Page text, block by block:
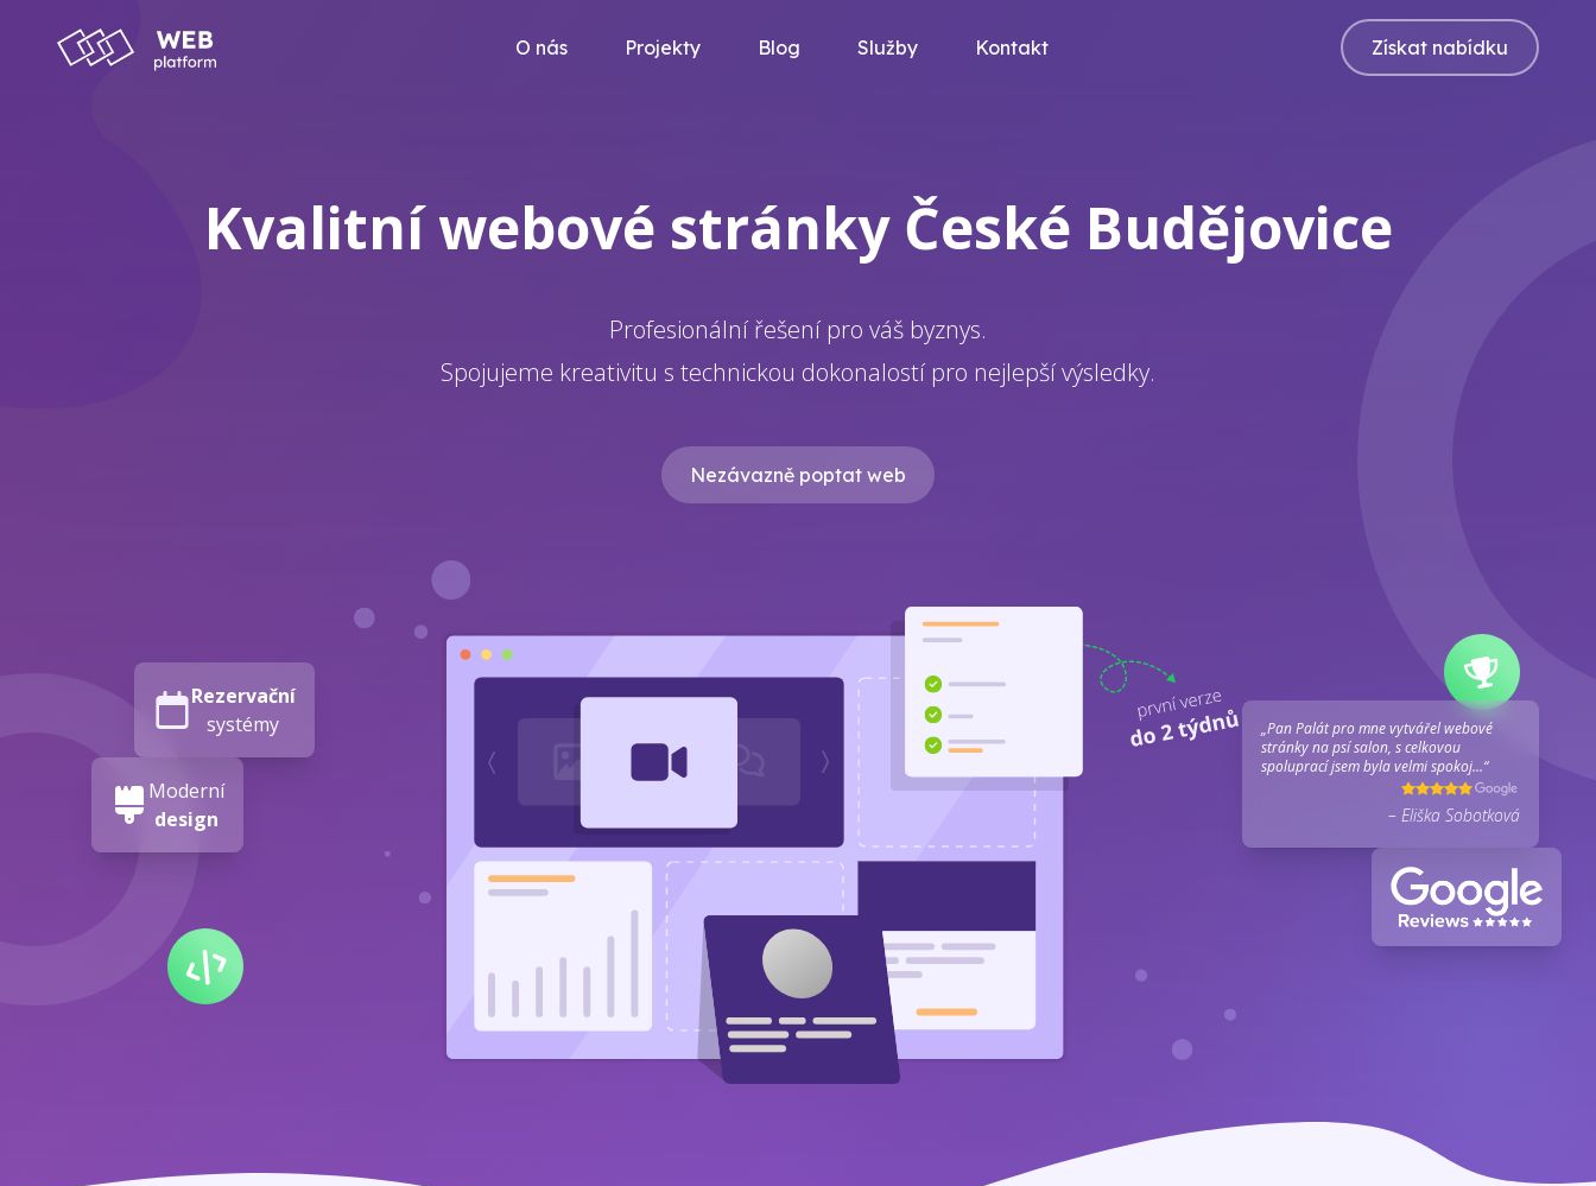
O nás Projekty Blog Služby Kontakt Získat nabídku
Kvalitní webové stránky České Budějovice
Profesionální řešení pro váš byznys.
Spojujeme kreativitu s technickou dokonalostí pro nejlepší výsledky.
Nezávazně poptat web
Rezervační
systémy
Moderní
design
„Pan Palát pro mne vytvářel webové
stránky na psí salon, s celkovou
spoluprací jsem byla velmi spokoj...“
– Eliška Sobotková